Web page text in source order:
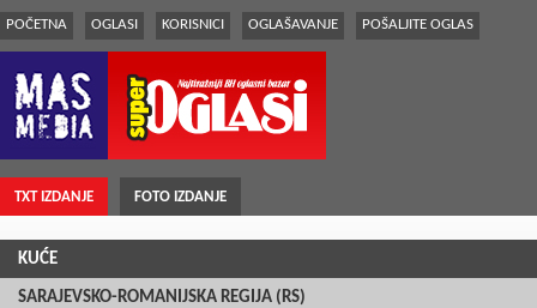
POČETNA OGLASI KORISNICI OGLAŠAVANJE POŠALJITE OGLAS
TXT IZDANJE FOTO IZDANJE
KUĆE
SARAJEVSKO-ROMANIJSKA REGIJA (RS)